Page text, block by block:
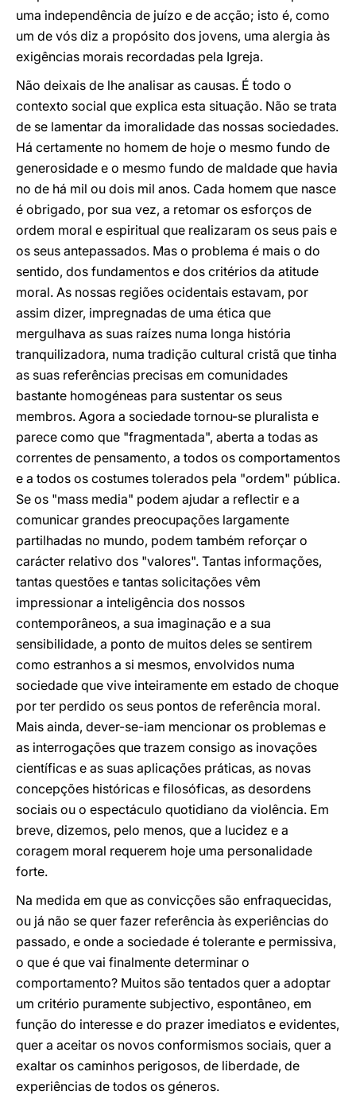
uma independência de juízo e de acção; isto é, como
um de vós diz a propósito dos jovens, uma alergia às
exigências morais recordadas pela Igreja.
Não deixais de lhe analisar as causas. É todo o
contexto social que explica esta situação. Não se trata
de se lamentar da imoralidade das nossas sociedades.
Há certamente no homem de hoje o mesmo fundo de
generosidade e o mesmo fundo de maldade que havia
no de há mil ou dois mil anos. Cada homem que nasce
é obrigado, por sua vez, a retomar os esforços de
ordem moral e espiritual que realizaram os seus pais e
os seus antepassados. Mas o problema é mais o do
sentido, dos fundamentos e dos critérios da atitude
moral. As nossas regiões ocidentais estavam, por
assim dizer, impregnadas de uma ética que
mergulhava as suas raízes numa longa história
tranquilizadora, numa tradição cultural cristã que tinha
as suas referências precisas em comunidades
bastante homogéneas para sustentar os seus
membros. Agora a sociedade tornou-se pluralista e
parece como que "fragmentada", aberta a todas as
correntes de pensamento, a todos os comportamentos
e a todos os costumes tolerados pela "ordem" pública.
Se os "mass media" podem ajudar a reflectir e a
comunicar grandes preocupações largamente
partilhadas no mundo, podem também reforçar o
carácter relativo dos "valores". Tantas informações,
tantas questões e tantas solicitações vêm
impressionar a inteligência dos nossos
contemporâneos, a sua imaginação e a sua
sensibilidade, a ponto de muitos deles se sentirem
como estranhos a si mesmos, envolvidos numa
sociedade que vive inteiramente em estado de choque
por ter perdido os seus pontos de referência moral.
Mais ainda, dever-se-iam mencionar os problemas e
as interrogações que trazem consigo as inovações
científicas e as suas aplicações práticas, as novas
concepções históricas e filosóficas, as desordens
sociais ou o espectáculo quotidiano da violência. Em
breve, dizemos, pelo menos, que a lucidez e a
coragem moral requerem hoje uma personalidade
forte.
Na medida em que as convicções são enfraquecidas,
ou já não se quer fazer referência às experiências do
passado, e onde a sociedade é tolerante e permissiva,
o que é que vai finalmente determinar o
comportamento? Muitos são tentados quer a adoptar
um critério puramente subjectivo, espontâneo, em
função do interesse e do prazer imediatos e evidentes,
quer a aceitar os novos conformismos sociais, quer a
exaltar os caminhos perigosos, de liberdade, de
experiências de todos os géneros.